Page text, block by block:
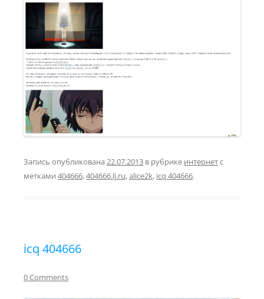
Запись опубликована 22.07.2013 в рубрике интернетс
метками 404666,404666.lj.ru,alice2k, icq 404666.
icq 404666
0 Comments